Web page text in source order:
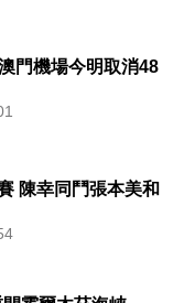
門機場今明取消48
陳幸同鬥張本美和